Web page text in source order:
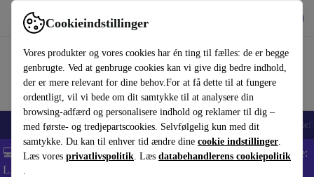
Cookieindstillinger
Vores produkter og vores cookies har én ting til fælles: de er begge
genbrugte. Ved at genbruge cookies kan vi give dig bedre indhold,
der er mere relevant for dine behov.For at få dette til at fungere
ordentligt, vil vi bede om dit samtykke til at analysere din
browsing-adfærd og personalisere indhold og reklamer til dig –
med første- og tredjepartscookies. Selvfølgelig kun med dit
samtykke. Du kan til enhver tid ændre dine cookie indstillinger.
Læs vores privatlivspolitik. Læs databehandlerens cookiepolitik
.
Brug refurbed hurtigt og nemt
Smartphones Bærbare Tablets Smartwatches Tilbehør
💻 Ekstra 5% rabat på alle MacBooks og bærbare computere - Kode:
LAPTOP5 -